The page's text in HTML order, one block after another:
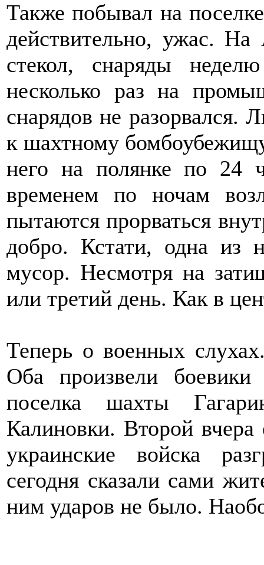
Также побывал на
действительно, ужас.
стекол, снаряды
несколько раз на
снарядов не разорвался.
к шахтному
него на полянке по 24
временем по ночам
пытаются прорваться
добро. Кстати, одна из
мусор. Несмотря на
или третий день. Как в
Теперь о военных
Оба произвели
поселка шахты
Калиновки. Второй
украинские войска
сегодня сказали сами
ним ударов не было.